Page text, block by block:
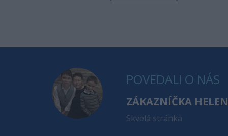
POVEDALI O NÁS
ZÁKAZNÍČKA
Skvelá stránka